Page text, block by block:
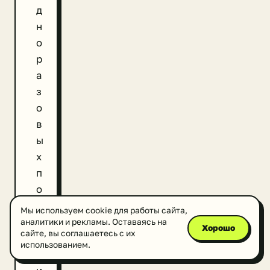
д
н
о
р
а
з
о
в
ы
х
п
о
и
э
Мы используем cookie для работы сайта,
аналитики и рекламы. Оставаясь на
сайте, вы соглашаетесь с их
использованием.
Хорошо